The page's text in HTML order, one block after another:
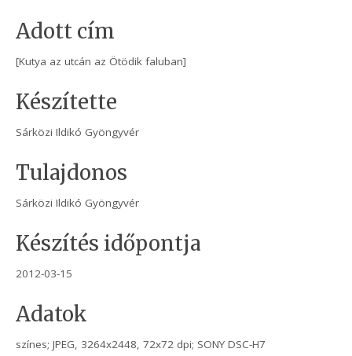
Adott cím
[Kutya az utcán az Ötödik faluban]
Készítette
Sárközi Ildikó Gyöngyvér
Tulajdonos
Sárközi Ildikó Gyöngyvér
Készítés időpontja
2012-03-15
Adatok
színes; JPEG, 3264x2448, 72x72 dpi; SONY DSC-H7